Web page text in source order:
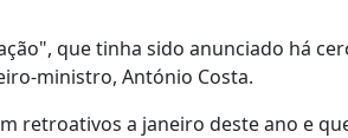
que tinha sido anunciado há
ministro, António Costa.
retroativos a janeiro deste ano e